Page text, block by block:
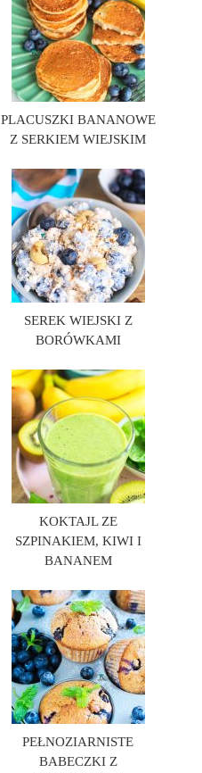
PLACUSZKI BANANOWE
Z SERKIEM WIEJSKIM
SEREK WIEJSKI Z
BORÓWKAMI
KOKTAJL ZE
SZPINAKIEM, KIWI I
BANANEM
PEŁNOZIARNISTE
BABECZKI Z